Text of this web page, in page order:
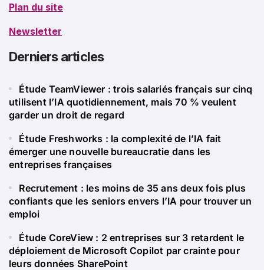
Plan du site
Newsletter
Derniers articles
Étude TeamViewer : trois salariés français sur cinq
utilisent l’IA quotidiennement, mais 70 % veulent
garder un droit de regard
Étude Freshworks : la complexité de l’IA fait
émerger une nouvelle bureaucratie dans les
entreprises françaises
Recrutement : les moins de 35 ans deux fois plus
confiants que les seniors envers l’IA pour trouver un
emploi
Étude CoreView : 2 entreprises sur 3 retardent le
déploiement de Microsoft Copilot par crainte pour
leurs données SharePoint